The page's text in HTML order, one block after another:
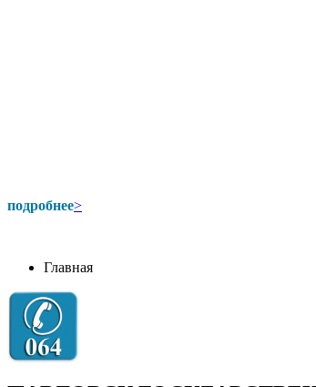
подробнее>
Главная